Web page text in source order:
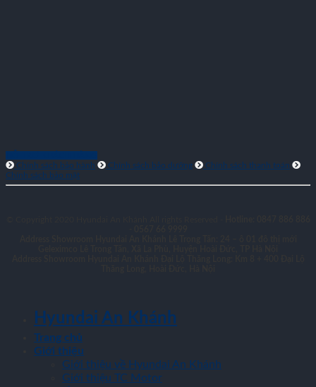
Chính sách bảo hành
Chính sách bảo dưỡng
Chính sách thanh toán
Chính sách bảo mật
Hyundai An Khánh
Trang chủ
Giới thiệu
Giới thiệu về Hyundai An Khánh
Giới thiệu TC Motor